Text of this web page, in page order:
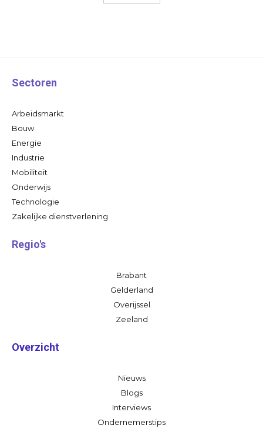
Sectoren
Arbeidsmarkt
Bouw
Energie
Industrie
Mobiliteit
Onderwijs
Technologie
Zakelijke dienstverlening
Regio's
Brabant
Gelderland
Overijssel
Zeeland
Overzicht
Nieuws
Blogs
Interviews
Ondernemerstips